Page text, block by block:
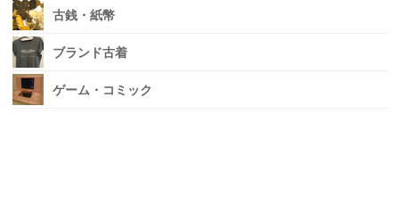
古銭・紙幣
ブランド古着
ゲーム・コミック